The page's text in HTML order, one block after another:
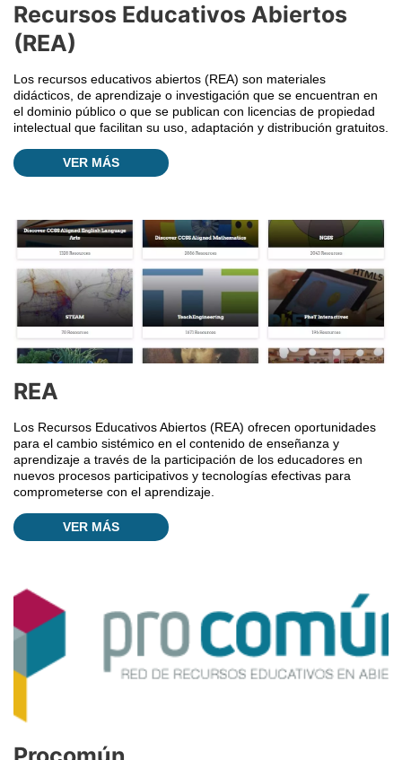
Recursos Educativos Abiertos
(REA)
Los recursos educativos abiertos (REA) son materiales
didácticos, de aprendizaje o investigación que se encuentran en
el dominio público o que se publican con licencias de propiedad
intelectual que facilitan su uso, adaptación y distribución gratuitos.
VER MÁS
REA
Los Recursos Educativos Abiertos (REA) ofrecen oportunidades
para el cambio sistémico en el contenido de enseñanza y
aprendizaje a través de la participación de los educadores en
nuevos procesos participativos y tecnologías efectivas para
comprometerse con el aprendizaje.
VER MÁS